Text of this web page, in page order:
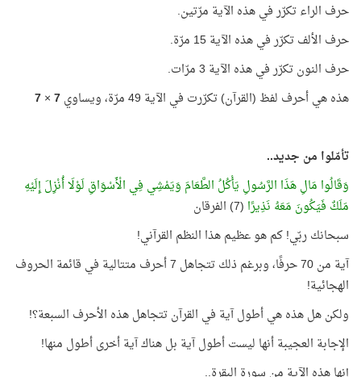
حرف الراء تكرّر في هذه الآية مرّتين.
حرف الألف تكرّر في هذه الآية 15 مرّة.
حرف النون تكرّر في هذه الآية 3 مرّات.
هذه هي أحرف لفظ (القرآن) تكرّرت في الآية 49 مرّة، ويساوي
7
×
7
تأمّلوا من جديد..
وَقَالُوا مَالِ هَذَا الرَّسُولِ يَأْكُلُ الطَّعَامَ وَيَمْشِي فِي الْأَسْوَاقِ لَوْلَا أُنْزِلَ إِلَيْهِ
مَلَكٌ فَيَكُونَ مَعَهُ نَذِيرًا (7) الفرقان
سبحانك ربّي! كم هو عظيم هذا النظم القرآني!
آية من 70 حرفًا، وبرغم ذلك تتجاهل 7 أحرف متتالية في قائمة الحروف
الهجائية!
ولكن هل هذه هي أطول آية في القرآن تتجاهل هذه الأحرف السبعة؟!
الإجابة العجيبة أنها ليست أطول آية بل هناك آية أخرى أطول منها!